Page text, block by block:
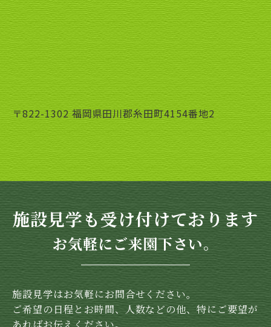
〒822-1302 福岡県田川郡糸田町4154番地2
施設見学も受け付けております
お気軽にご来園下さい。
施設見学はお気軽にお問合せください。
ご希望の日程とお時間、人数などの他、特にご要望が